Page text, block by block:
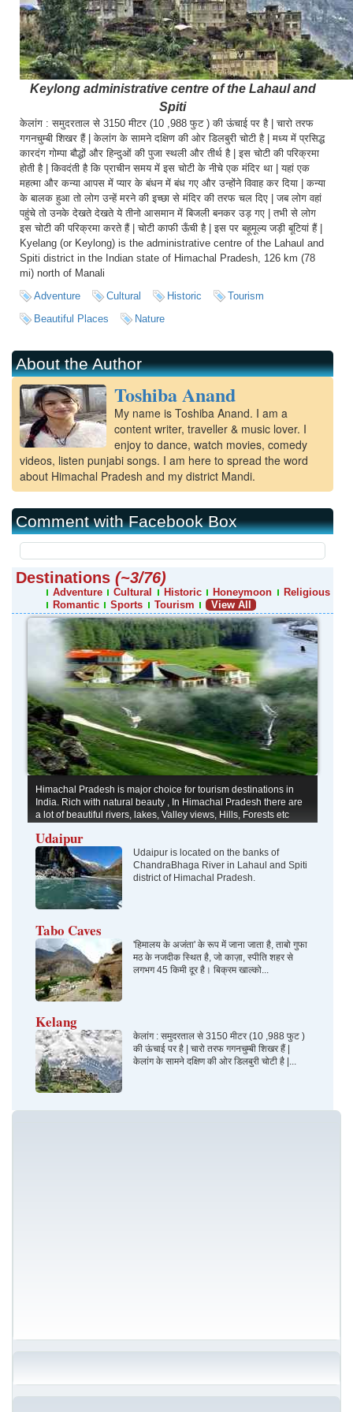
Kangra
Una
Keylong administrative centre of the Lahaul and
Spiti
केलांग : समुदरताल से 3150 मीटर (10 ,988 फुट ) की ऊंचाई पर है | चारो तरफ
गगनचुम्बी शिखर हैं | केलांग के सामने दक्षिण की ओर डिलबुरी चोटी है | मध्य में प्रसिद्ध
कारदंग गोम्पा बौद्धों और हिन्दुओं की पुजा स्थली और तीर्थ है | इस चोटी की परिक्रमा
होती है | किवदंती है कि प्राचीन समय में इस चोटी के नीचे एक मंदिर था | यहां एक
महत्मा और कन्या आपस में प्यार के बंधन में बंध गए और उन्होंने विवाह कर दिया | कन्या
के बालक हुआ तो लोग उन्हें मरने की इच्छा से मंदिर की तरफ चल दिए | जब लोग वहां
पहुंचे तो उनके देखते देखते ये तीनो आसमान में बिजली बनकर उड़ गए | तभी से लोग
इस चोटी की परिक्रमा करते हैं | चोटी काफी ऊँची है | इस पर बहूमूल्य जड़ी बूटियां हैं |
Kyelang (or Keylong) is the administrative centre of the Lahaul and
Spiti district in the Indian state of Himachal Pradesh, 126 km (78
mi) north of Manali
Adventure
Cultural Historic
Tourism
Beautiful Places
Nature
About the Author
Toshiba Anand
My name is Toshiba Anand. I am a
content writer, traveller & music lover. I
enjoy to dance, watch movies, comedy
videos, listen punjabi songs. I am here to spread the word
about Himachal Pradesh and my district Mandi.
Comment with Facebook Box
Destinations (~3/76)
Adventure Cultural Historic Honeymoon
Religious
Romantic
Sports Tourism View All
Himachal Pradesh is major choice for tourism destinations in
India. Rich with natural beauty , In Himachal Pradesh there are
a lot of beautiful rivers, lakes, Valley views, Hills, Forests etc
Udaipur
Udaipur is located on the banks of
ChandraBhaga River in Lahaul and Spiti
district of Himachal Pradesh.
Tabo Caves
'हिमालय के अजंता' के रूप में जाना जाता है, ताबो गुफा
मठ के नजदीक स्थित है, जो काज़ा, स्पीति शहर से
लगभग 45 किमी दूर है। बिक्रम खाल्को...
Kelang
केलांग : समुदरताल से 3150 मीटर (10 ,988 फुट )
की ऊंचाई पर है | चारो तरफ गगनचुम्बी शिखर हैं |
केलांग के सामने दक्षिण की ओर डिलबुरी चोटी है |...